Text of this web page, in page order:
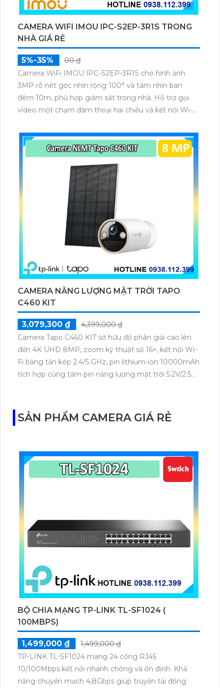
CAMERA WIFI IMOU IPC-S2EP-3R1S TRONG
NHÀ GIÁ RẺ
5%-35%
00 ₫
Camera WiFi IMOU IPC-S2EP-3R1S cho hình ảnh
3MP rõ nét góc nhìn rộng 100° và tầm nhìn ban
đêm 10m, phù hợp giám sát trong nhà. Hỗ trợ gọi
video một chạm đàm thoại hai chiều và kết nối Wi-Fi
microSD tối đa 256GB hoặc lưu đám mây dễ lắp đặt
cho gia đình và văn phòng nhỏ.
CAMERA NĂNG LƯỢNG MẶT TRỜI TAPO
C460 KIT
3,079,300 ₫
4,399,000 ₫
Camera Tapo C460 KIT sở hữu độ phân giải cao lên
đến 4K UHD 8MP, zoom kỹ thuật số 16×, kết nối Wi-
Fi băng tần kép 2.4/5 GHz, pin lithium-ion 10000mAh
tích hợp cùng tấm pin năng lượng mặt trời 5.2V/2.5W.
SẢN PHẨM CAMERA GIÁ RẺ
BỘ CHIA MẠNG TP-LINK TL-SF1024 (
100MBPS)
1,499,000 ₫
1,499,000 ₫
TP-LINK TL-SF1024 mang 24 cổng RJ45
10/100Mbps kết nối nhanh chóng và ổn định. Khả
năng chuyển mạch 4,8Gbps giúp truyền tải đồng